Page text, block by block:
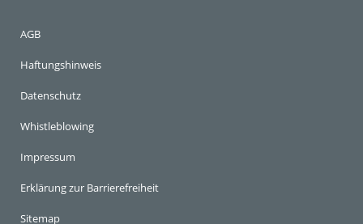
AGB
Haftungshinweis
Datenschutz
Whistleblowing
Impressum
Erklärung zur Barrierefreiheit
Sitemap